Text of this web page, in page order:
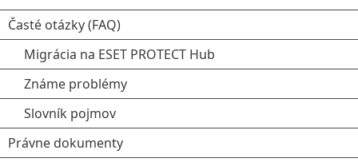
Časté otázky (FAQ)
Migrácia na ESET PROTECT Hub
Známe problémy
Slovník pojmov
Právne dokumenty